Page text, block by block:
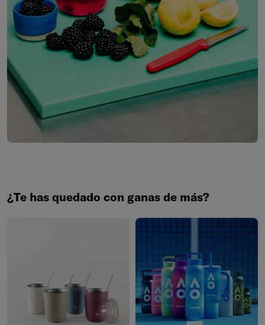
¿Te has quedado con ganas de más?